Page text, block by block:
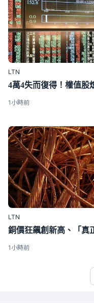
LTN
4萬4失而復得！權值股
1小時前
LTN
1小時前